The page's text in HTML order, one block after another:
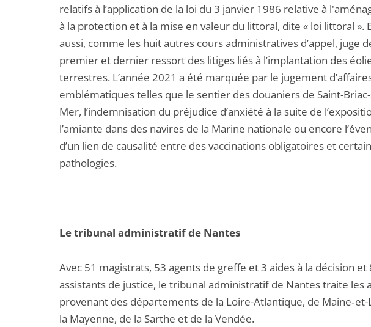
relatifs à l’application de la loi du 3 janvier 1986 relative à
à la protection et à la mise en valeur du littoral, dite « loi littoral ».
aussi, comme les huit autres cours administratives d’appel, juge
premier et dernier ressort des litiges liés à l’implantation des
terrestres. L’année 2021 a été marquée par le jugement
emblématiques telles que le sentier des douaniers de Saint-
Mer, l’indemnisation du préjudice d’anxiété à la suite de
l’amiante dans des navires de la Marine nationale ou encore
d’un lien de causalité entre des vaccinations obligatoires et
pathologies.
Le tribunal administratif de Nantes
Avec 51 magistrats, 53 agents de greffe et 3 aides à la décision et
assistants de justice, le tribunal administratif de Nantes traite les
provenant des départements de la Loire-Atlantique, de Maine‑et-
la Mayenne, de la Sarthe et de la Vendée.